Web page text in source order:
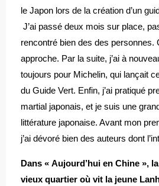
le Japon lors de la création d’un
J’ai passé deux mois sur place,
rencontré bien des des personnes.
approche. Par la suite, j’ai à
toujours pour Michelin, qui lançait
du Guide Vert. Enfin, j’ai pratiqué
martial japonais, et je suis une
littérature japonaise. Avant mon
j’ai dévoré bien des auteurs dont
Dans « Aujourd’hui en Chine »,
vieux quartier où vit la jeune